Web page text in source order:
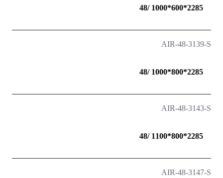
2285*600*1000 /48
AIR-48-3139-S
2285*800*1000 /48
AIR-48-3143-S
2285*800*1100 /48
AIR-48-3147-S